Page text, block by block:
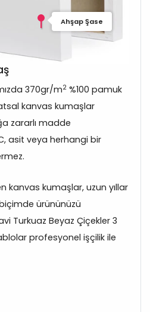
Ahşap Şase
370gr/m2 %100 pamuk
kanvas kumaşlar
zararlı madde
asit veya herhangi bir
kanvas kumaşlar, uzun yıllar
ürününüzü
Turkuaz Beyaz Çiçekler 3
profesyonel işçilik ile